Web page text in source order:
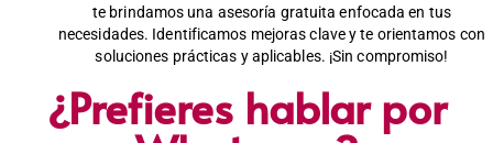
te brindamos una asesoría gratuita enfocada en tus
necesidades. Identificamos mejoras clave y te orientamos con
soluciones prácticas y aplicables. ¡Sin compromiso!
¿Prefieres hablar por